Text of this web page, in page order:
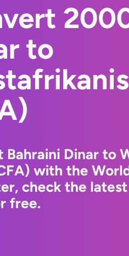
to
Bahraini Dinar to
with the
check the
free.